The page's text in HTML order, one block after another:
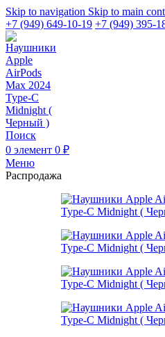
Skip to navigation Skip to main
+7 (949) 649-10-19 +7 (949) 395-
Поиск
0 элемент 0 ₽
Меню
Распродажа